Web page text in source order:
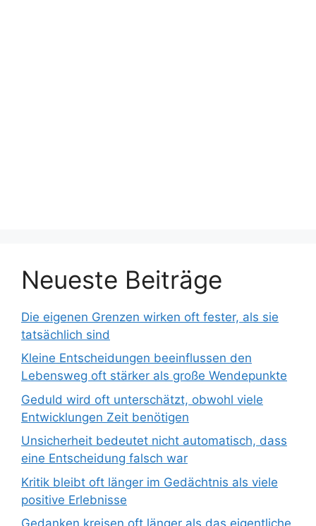
Neueste Beiträge
Die eigenen Grenzen wirken oft fester, als sie
tatsächlich sind
Kleine Entscheidungen beeinflussen den
Lebensweg oft stärker als große Wendepunkte
Geduld wird oft unterschätzt, obwohl viele
Entwicklungen Zeit benötigen
Unsicherheit bedeutet nicht automatisch, dass
eine Entscheidung falsch war
Kritik bleibt oft länger im Gedächtnis als viele
positive Erlebnisse